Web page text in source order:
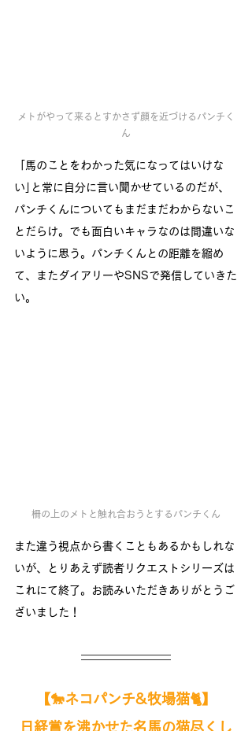
メトがやって来るとすかさず顔を近づけるパンチく
ん
「馬のことをわかった気になってはいけな
い｣と常に自分に言い聞かせているのだが、
パンチくんについてもまだまだわからないこ
とだらけ。でも面白いキャラなのは間違いな
いように思う。パンチくんとの距離を縮め
て、またダイアリーやSNSで発信していきた
い。
柵の上のメトと触れ合おうとするパンチくん
また違う視点から書くこともあるかもしれな
いが、とりあえず読者リクエストシリーズは
これにて終了。お読みいただきありがとうご
ざいました！
【🐎ネコパンチ&牧場猫🐈】
日経賞を沸かせた名馬の猫尽くし